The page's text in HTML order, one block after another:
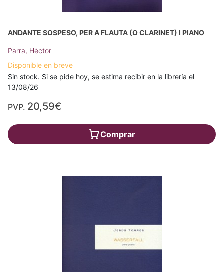
ANDANTE SOSPESO, PER A FLAUTA (O CLARINET) I PIANO
Parra, Hèctor
Disponible en breve
Sin stock. Si se pide hoy, se estima recibir en la librería el
13/08/26
PVP. 20,59€
Comprar